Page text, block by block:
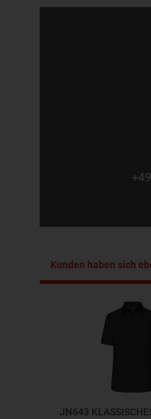
Kunden haben sich
JN643